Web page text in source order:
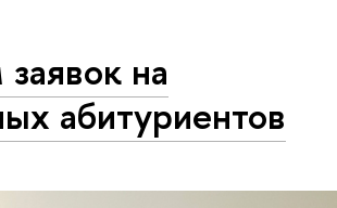
на
абитуриентов